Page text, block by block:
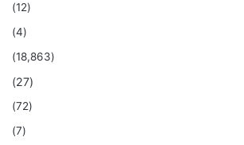
(12)
(4)
(18,863)
(27)
(72)
(7)